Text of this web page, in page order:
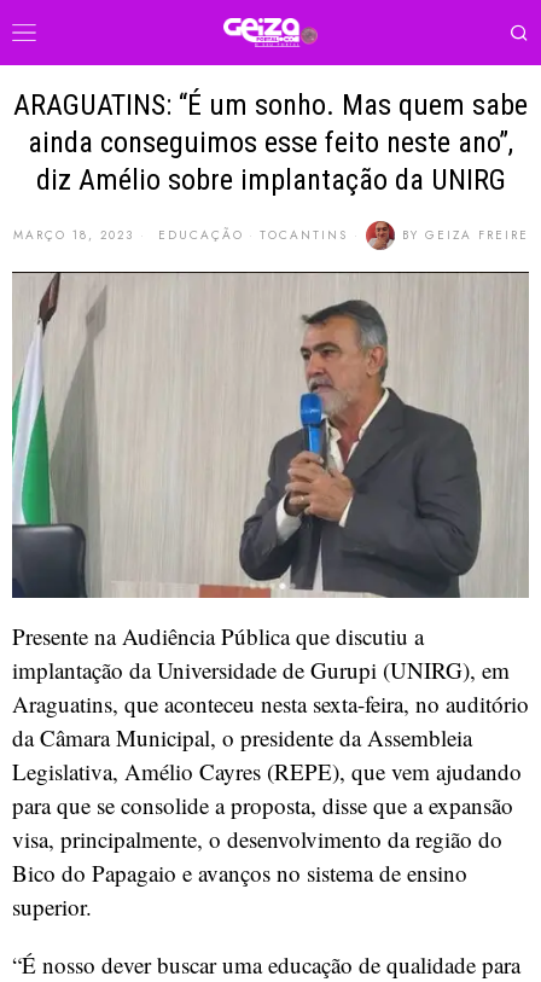
ARAGUATINS: “É um sonho. Mas quem sabe
ainda conseguimos esse feito neste ano”,
diz Amélio sobre implantação da UNIRG
MARÇO 18, 2023 EDUCAÇÃO · TOCANTINS BY GEIZA FREIRE
Presente na Audiência Pública que discutiu a
implantação da Universidade de Gurupi (UNIRG), em
Araguatins, que aconteceu nesta sexta-feira, no auditório
da Câmara Municipal, o presidente da Assembleia
Legislativa, Amélio Cayres (REPE), que vem ajudando
para que se consolide a proposta, disse que a expansão
visa, principalmente, o desenvolvimento da região do
Bico do Papagaio e avanços no sistema de ensino
superior.
“É nosso dever buscar uma educação de qualidade para